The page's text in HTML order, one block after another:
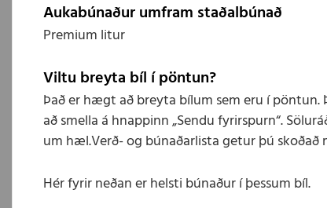
Aukabúnaður umfram staðalbúnað
Premium litur
Viltu breyta bíl í pöntun?
Það er hægt að breyta bílum sem eru í pöntun.
að smella á hnappinn „Sendu fyrirspurn“.
um hæl.Verð- og búnaðarlista getur þú skoðað
Hér fyrir neðan er helsti búnaður í þessum bíl.